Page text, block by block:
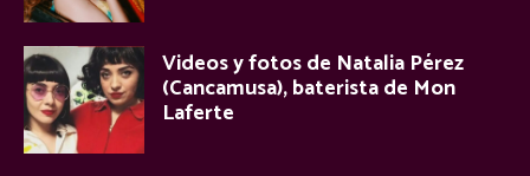
Videos y fotos de Natalia Pérez
(Cancamusa), baterista de Mon
Laferte